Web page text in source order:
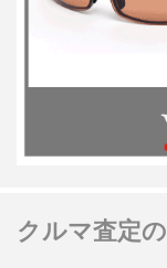
クルマ査定